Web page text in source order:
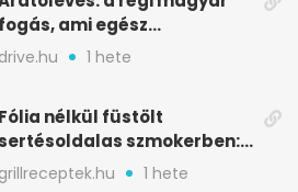
fogás, ami egész
csapatokat jóllakatott
drive.hu 1 hete
Fólia nélkül füstölt
sertésoldalas szmokerben:
ropogós bark, 6 óra
grillreceptek.hu 1 hete